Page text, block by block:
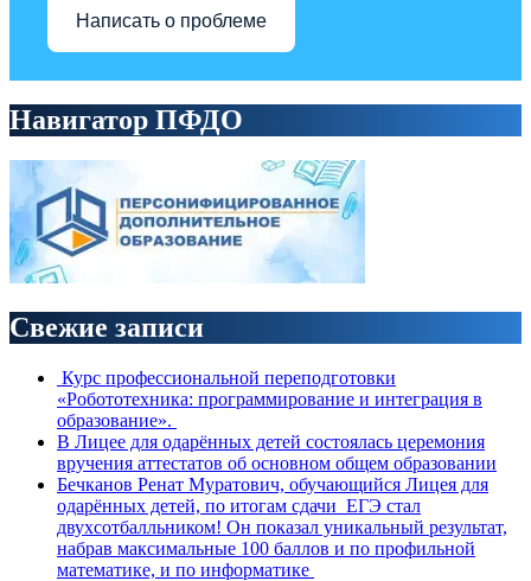
Написать о проблеме
Навигатор ПФДО
Свежие записи
Курс профессиональной переподготовки
«Робототехника: программирование и интеграция в
образование».
В Лицее для одарённых детей состоялась церемония
вручения аттестатов об основном общем образовании
Бечканов Ренат Муратович, обучающийся Лицея для
одарённых детей, по итогам сдачи ЕГЭ стал
двухсотбалльником! Он показал уникальный результат,
набрав максимальные 100 баллов и по профильной
математике, и по информатике